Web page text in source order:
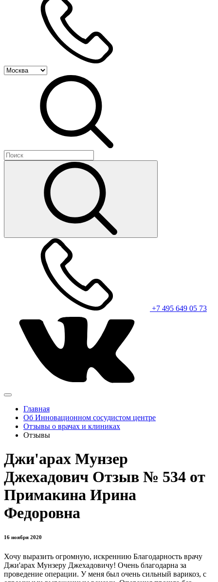
+7 495 649 05 73
Главная
Об Инновационном сосудистом центре
Отзывы о врачах и клиниках
Отзывы
Джи'арах Мунзер
Джехадович Отзыв № 534 от
Примакина Ирина
Федоровна
16 ноября 2020
Хочу выразить огромную, искреннию Благодарность врачу
Джи'арах Мунзеру Джехадовичу! Очень благодарна за
проведение операции. У меня был очень сильный варикоз, с